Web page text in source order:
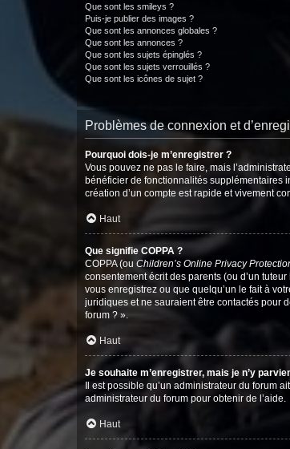
Que sont les smileys ?
Puis-je publier des images ?
Que sont les annonces globales ?
Que sont les annonces ?
Que sont les sujets épinglés ?
Que sont les sujets verrouillés ?
Que sont les icônes de sujet ?
Problèmes de connexion et
Pourquoi dois-je m’enregistrer ?
Vous pouvez ne pas le faire, mais
bénéficier de fonctionnalités supplémentaires
création d’un compte est rapide et vivement
Haut
Que signifie COPPA ?
COPPA (ou Children’s Online Privacy
consentement écrit des parents (ou d’un
vous enregistrez ou que quelqu’un le fait à
juridiques et ne sauraient être contactés pour
forum ? ».
Haut
Je souhaite m’enregistrer, mais je n’y
Il est possible qu’un administrateur du forum
administrateur du forum pour obtenir de l’aide.
Haut